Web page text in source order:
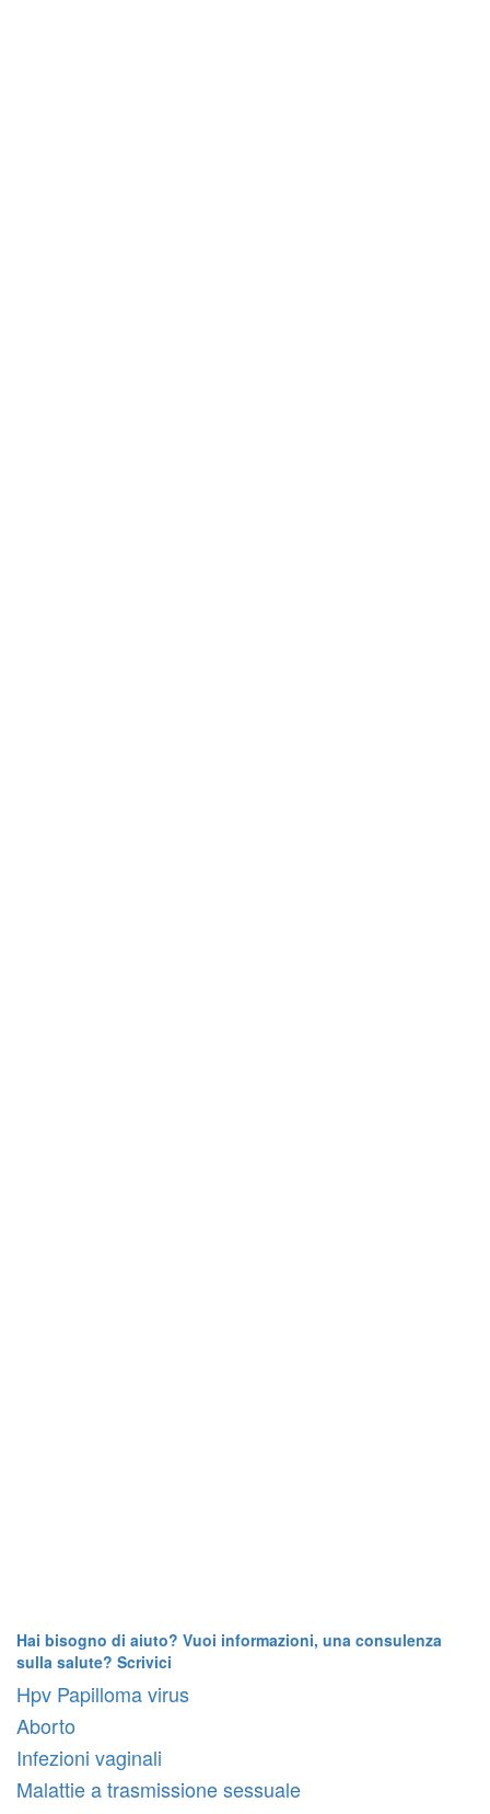
Hai bisogno di aiuto? Vuoi informazioni, una consulenza
sulla salute? Scrivici
Hpv Papilloma virus
Aborto
Infezioni vaginali
Malattie a trasmissione sessuale